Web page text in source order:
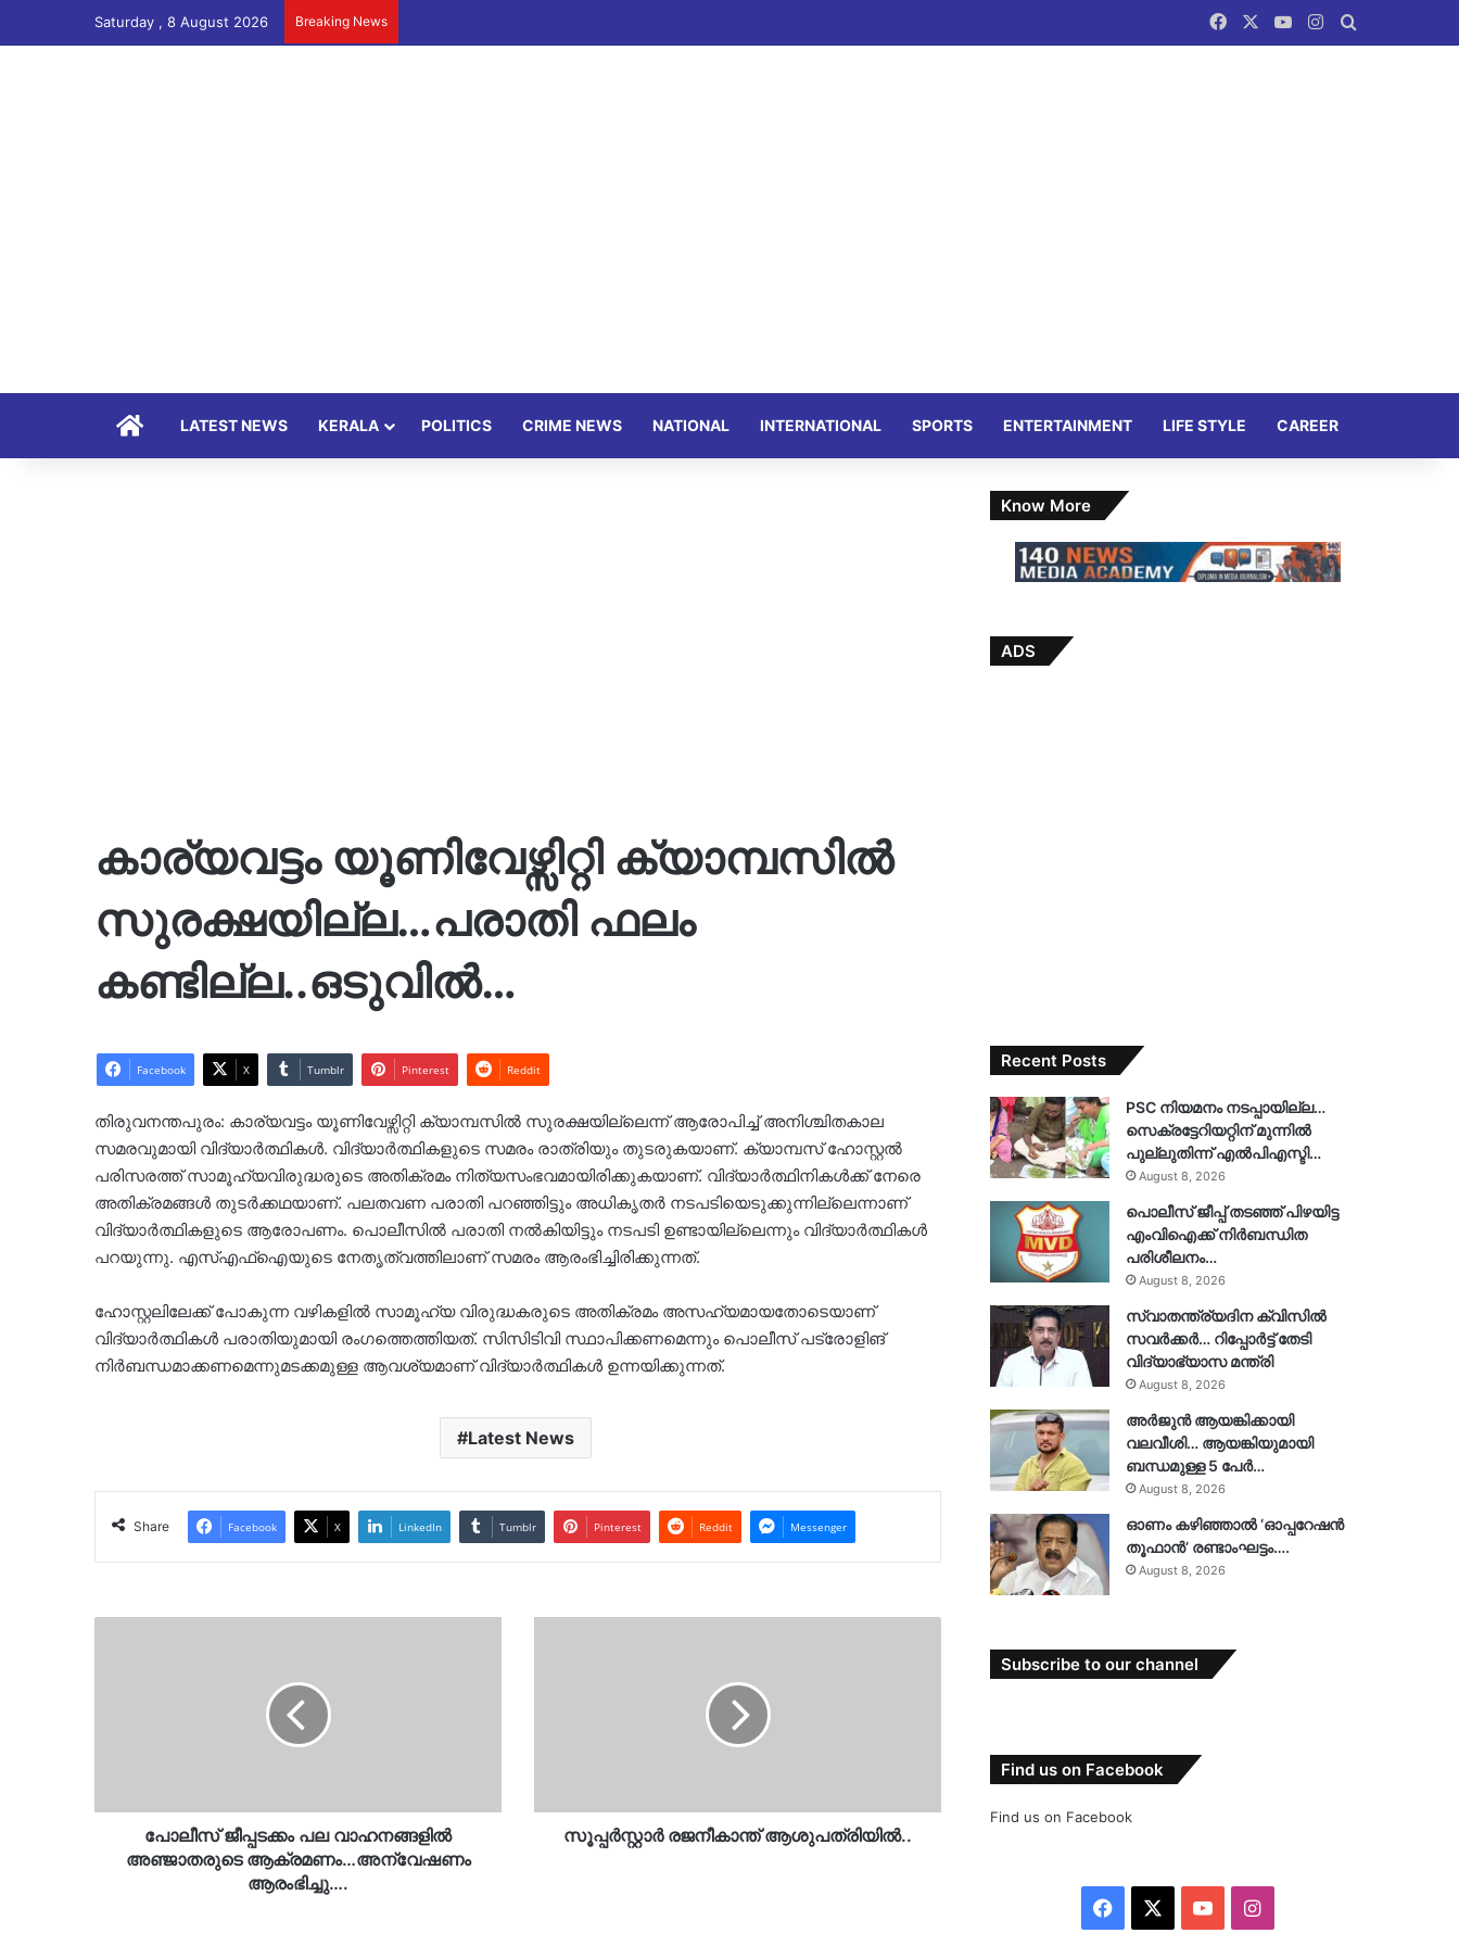
Saturday , 8 August 2026 Breaking News FacebookYouTubeInstagram
HomeLATEST NEWS KERALA POLITICS CRIME NEWS NATIONAL INTERNATIONAL SPORTS ENTERTAINMENT LIFE STYLE CAREER
കാര്യവട്ടം യൂണിവേഴ്സിറ്റി ക്യാമ്പസിൽ
സുരക്ഷയില്ല…പരാതി ഫലം
കണ്ടില്ല..ഒടുവിൽ…
Facebook X Tumblr Pinterest Reddit
തിരുവനന്തപുരം: കാര്യവട്ടം യൂണിവേഴ്സിറ്റി ക്യാമ്പസിൽ സുരക്ഷയില്ലെന്ന് ആരോപിച്ച് അനിശ്ചിതകാല
സമരവുമായി വിദ്യാർത്ഥികൾ. വിദ്യാർത്ഥികളുടെ സമരം രാത്രിയും തുടരുകയാണ്. ക്യാമ്പസ് ഹോസ്റ്റൽ
പരിസരത്ത് സാമൂഹ്യവിരുദ്ധരുടെ അതിക്രമം നിത്യസംഭവമായിരിക്കുകയാണ്. വിദ്യാർത്ഥിനികൾക്ക് നേരെ
അതിക്രമങ്ങൾ തുട‍‍ർക്കഥയാണ്. പലതവണ പരാതി പറഞ്ഞിട്ടും അധികൃതർ നടപടിയെടുക്കുന്നില്ലെന്നാണ്
വിദ്യാർത്ഥികളുടെ ആരോപണം. പൊലീസിൽ പരാതി നൽകിയിട്ടും നടപടി ഉണ്ടായില്ലെന്നും വിദ്യാർത്ഥികൾ
പറയുന്നു. എസ്എഫ്ഐയുടെ നേതൃത്വത്തിലാണ് സമരം ആരംഭിച്ചിരിക്കുന്നത്.
ഹോസ്റ്റലിലേക്ക് പോകുന്ന വഴികളിൽ സാമൂഹ്യ വിരുദ്ധകരുടെ അതിക്രമം അസഹ്യമായതോടെയാണ്
വിദ്യാർത്ഥികൾ പരാതിയുമായി രം​ഗത്തെത്തിയത്. സിസിടിവി സ്ഥാപിക്കണമെന്നും പൊലീസ് പട്രോളിങ്
നിർബന്ധമാക്കണമെന്നുമടക്കമുള്ള ആവശ്യമാണ് വിദ്യാർത്ഥികൾ ഉന്നയിക്കുന്നത്. ‌
Latest News
Share Facebook X LinkedIn Tumblr Pinterest Reddit Messenger
പോലീസ് ജീപ്പടക്കം പല വാഹനങ്ങളിൽ
അഞ്ജാതരുടെ ആക്രമണം…അന്വേഷണം
ആരംഭിച്ചു….
സൂപ്പർസ്റ്റാർ രജനീകാന്ത് ആശുപത്രിയിൽ..
Know More
ADS
Recent Posts
PSC നിയമനം നടപ്പായില്ല…
സെക്രട്ടേറിയറ്റിന് മുന്നിൽ
പുല്ലുതിന്ന് എൽപിഎസ്ടി…
August 8, 2026
പൊലീസ് ജീപ്പ് തടഞ്ഞ് പിഴയിട്ട
എംവിഐക്ക് നിർബന്ധിത
പരിശീലനം…
August 8, 2026
സ്വാതന്ത്ര്യദിന ക്വിസിൽ
സവർക്കർ… റിപ്പോർട്ട് തേടി
വിദ്യാഭ്യാസ മന്ത്രി
August 8, 2026
അർജുൻ ആയങ്കിക്കായി
വലവീശി… ആയങ്കിയുമായി
ബന്ധമുള്ള 5 പേർ…
August 8, 2026
ഓണം കഴിഞ്ഞാൽ ‘ഓപ്പറേഷൻ
തൂഫാൻ’ രണ്ടാംഘട്ടം….
August 8, 2026
Subscribe to our channel
Find us on Facebook
Find us on Facebook
Facebook YouTubeInstagram